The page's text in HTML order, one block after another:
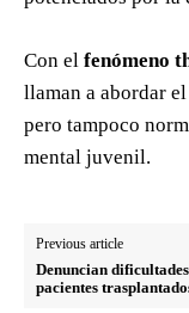
Con el fenómeno
llaman a abordar
pero tampoco
mental juvenil.
Previous article
Denuncian
pacientes